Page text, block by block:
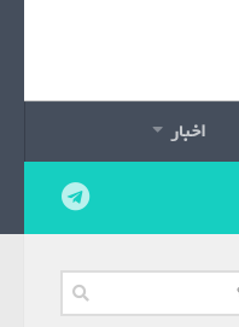
اخبار